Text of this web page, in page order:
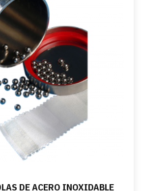
DE ACERO INOXIDABLE